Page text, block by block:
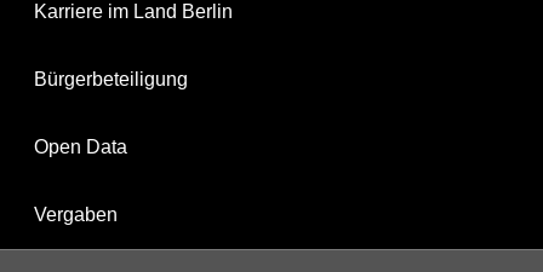
Karriere im Land Berlin
Bürgerbeteiligung
Open Data
Vergaben